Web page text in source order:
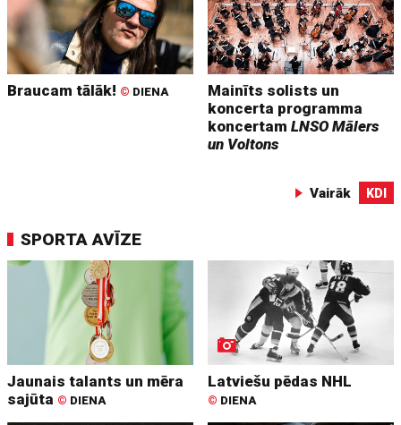
Braucam tālāk! © DIENA
Mainīts solists un
koncerta programma
koncertamLNSO Mālers
un Voltons
Vairāk KDI
SPORTA AVĪZE
Jaunais talants un mēra
sajūta © DIENA
Latviešu pēdas NHL
© DIENA